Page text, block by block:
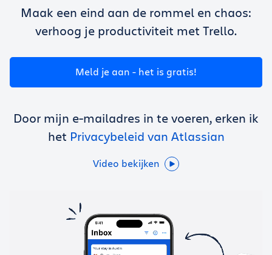
Resources
Krijg Trello gratis
Inloggen
Maak een eind aan de rommel en chaos:
verhoog je productiviteit met Trello.
Meld je aan - het is gratis!
Door mijn e-mailadres in te voeren, erken ik
het Privacybeleid van Atlassian
Video bekijken